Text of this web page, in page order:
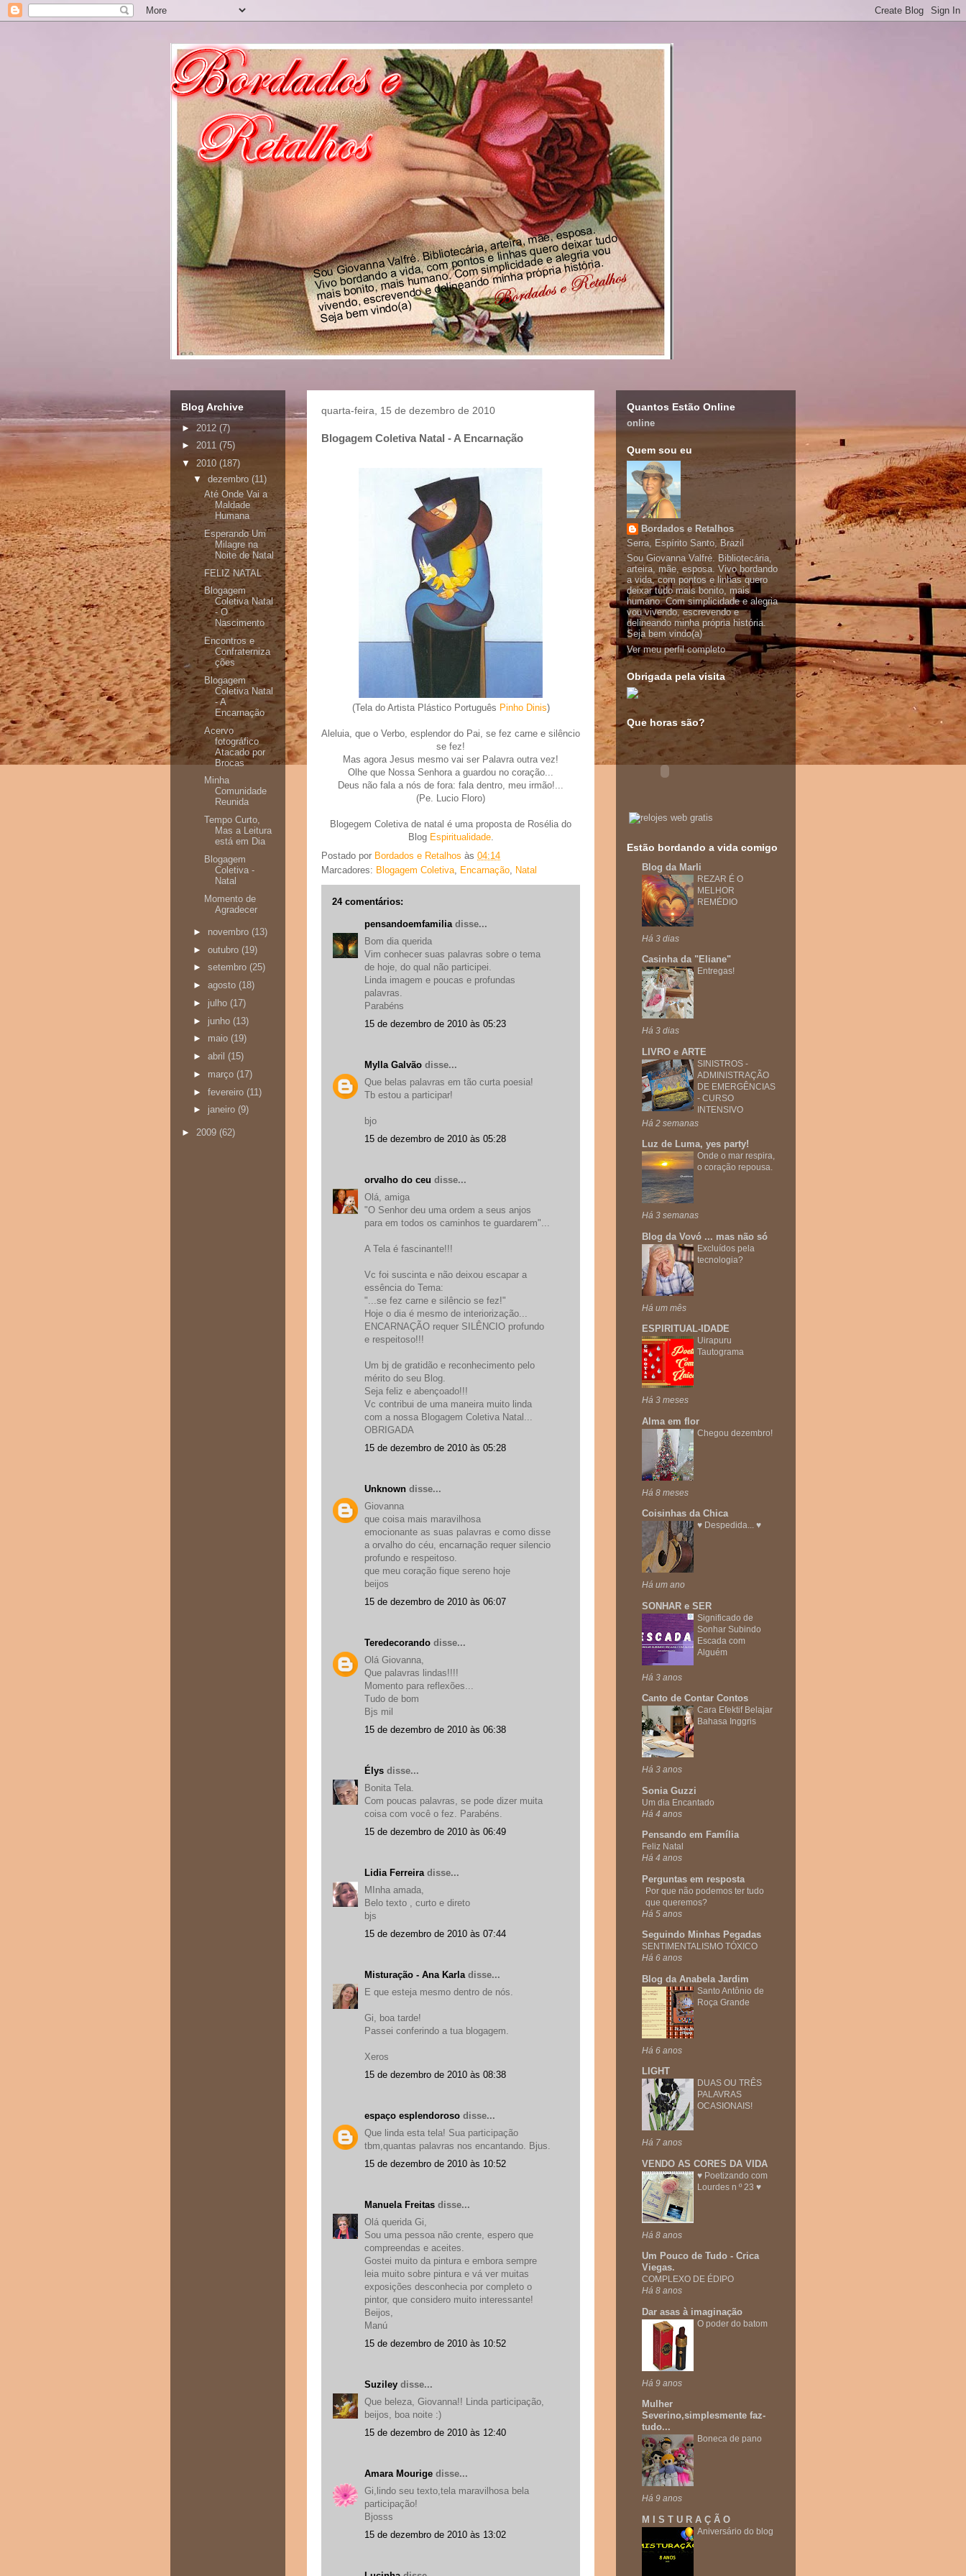
quarta-feira, 15 de dezembro de 2010
Blogagem Coletiva Natal - A Encarnação
(Tela do Artista Plástico Português Pinho Dinis)
Aleluia, que o Verbo, esplendor do Pai, se fez carne e silêncio
se fez!
Mas agora Jesus mesmo vai ser Palavra outra vez!
Olhe que Nossa Senhora a guardou no coração...
Deus não fala a nós de fora: fala dentro, meu irmão!...
(Pe. Lucio Floro)
Blogegem Coletiva de natal é uma proposta de Rosélia do
Blog Espiritualidade.
Postado por Bordados e Retalhos às 04:14
Marcadores: Blogagem Coletiva Encarnação Natal
24 comentários:
pensandoemfamilia disse...
Bom dia querida
Vim conhecer suas palavras sobre o tema
de hoje, do qual não participei.
Linda imagem e poucas e profundas
palavras.
Parabéns
15 de dezembro de 2010 às 05:23
Mylla Galvão disse...
Que belas palavras em tão curta poesia!
Tb estou a participar!
bjo
15 de dezembro de 2010 às 05:28
orvalho do ceu disse...
Olá, amiga
"O Senhor deu uma ordem a seus anjos
para em todos os caminhos te guardarem"...
A Tela é fascinante!!!
Vc foi suscinta e não deixou escapar a
essência do Tema:
"...se fez carne e silêncio se fez!"
Hoje o dia é mesmo de interiorização...
ENCARNAÇÃO requer SILÊNCIO profundo
e respeitoso!!!
Um bj de gratidão e reconhecimento pelo
mérito do seu Blog.
Seja feliz e abençoado!!!
Vc contribui de uma maneira muito linda
com a nossa Blogagem Coletiva Natal...
OBRIGADA
15 de dezembro de 2010 às 05:28
Unknown disse...
Giovanna
que coisa mais maravilhosa
emocionante as suas palavras e como disse
a orvalho do céu, encarnação requer silencio
profundo e respeitoso.
que meu coração fique sereno hoje
beijos
15 de dezembro de 2010 às 06:07
Teredecorando disse...
Olá Giovanna,
Que palavras lindas!!!!
Momento para reflexões...
Tudo de bom
Bjs mil
15 de dezembro de 2010 às 06:38
Élys disse...
Bonita Tela.
Com poucas palavras, se pode dizer muita
coisa com você o fez. Parabéns.
15 de dezembro de 2010 às 06:49
Lidia Ferreira disse...
MInha amada,
Belo texto , curto e direto
bjs
15 de dezembro de 2010 às 07:44
Misturação - Ana Karla disse...
E que esteja mesmo dentro de nós.
Gi, boa tarde!
Passei conferindo a tua blogagem.
Xeros
15 de dezembro de 2010 às 08:38
espaço esplendoroso disse...
Que linda esta tela! Sua participação
tbm,quantas palavras nos encantando. Bjus.
15 de dezembro de 2010 às 10:52
Manuela Freitas disse...
Olá querida Gi,
Sou uma pessoa não crente, espero que
compreendas e aceites.
Gostei muito da pintura e embora sempre
leia muito sobre pintura e vá ver muitas
exposições desconhecia por completo o
pintor, que considero muito interessante!
Beijos,
Manú
15 de dezembro de 2010 às 10:52
Suziley disse...
Que beleza, Giovanna!! Linda participação,
beijos, boa noite :)
15 de dezembro de 2010 às 12:40
Amara Mourige disse...
Gi,lindo seu texto,tela maravilhosa bela
participação!
Bjosss
15 de dezembro de 2010 às 13:02
Blog Archive
► 2012 (7)
► 2011 (75)
▼ 2010 (187)
▼ dezembro (11)
Até Onde Vai a
Maldade
Humana
Esperando Um
Milagre na
Noite de Natal
FELIZ NATAL
Blogagem
Coletiva Natal
- O
Nascimento
Encontros e
Confraterniza
ções
Blogagem
Coletiva Natal
- A
Encarnação
Acervo
fotográfico
Atacado por
Brocas
Minha
Comunidade
Reunida
Tempo Curto,
Mas a Leitura
está em Dia
Blogagem
Coletiva -
Natal
Momento de
Agradecer
► novembro (13)
► outubro (19)
► setembro (25)
► agosto (18)
► julho (17)
► junho (13)
► maio (19)
► abril (15)
► março (17)
► fevereiro (11)
► janeiro (9)
► 2009 (62)
Quantos Estão Online
online
Quem sou eu
Bordados e Retalhos
Serra, Espírito Santo, Brazil
Sou Giovanna Valfré. Bibliotecária,
arteira, mãe, esposa. Vivo bordando
a vida, com pontos e linhas quero
deixar tudo mais bonito, mais
humano. Com simplicidade e alegria
vou vivendo, escrevendo e
delineando minha própria história.
Seja bem vindo(a)
Ver meu perfil completo
Obrigada pela visita
Que horas são?
Estão bordando a vida comigo
Blog da Marli
REZAR É O
MELHOR
REMÉDIO
Há 3 dias
Casinha da "Eliane"
Entregas!
Há 3 dias
LIVRO e ARTE
SINISTROS -
ADMINISTRAÇÃO
DE EMERGÊNCIAS
- CURSO
INTENSIVO
Há 2 semanas
Luz de Luma, yes party!
Onde o mar respira,
o coração repousa.
Há 3 semanas
Blog da Vovó ... mas não só
Excluídos pela
tecnologia?
Há um mês
ESPIRITUAL-IDADE
Uirapuru
Tautograma
Há 3 meses
Alma em flor
Chegou dezembro!
Há 8 meses
Coisinhas da Chica
♥ Despedida... ♥
Há um ano
SONHAR e SER
Significado de
Sonhar Subindo
Escada com
Alguém
Há 3 anos
Canto de Contar Contos
Cara Efektif Belajar
Bahasa Inggris
Há 3 anos
Sonia Guzzi
Um dia Encantado
Há 4 anos
Pensando em Família
Feliz Natal
Há 4 anos
Perguntas em resposta
Por que não podemos ter tudo
que queremos?
Há 5 anos
Seguindo Minhas Pegadas
SENTIMENTALISMO TÓXICO
Há 6 anos
Blog da Anabela Jardim
Santo Antônio de
Roça Grande
Há 6 anos
LIGHT
DUAS OU TRÊS
PALAVRAS
OCASIONAIS!
Há 7 anos
VENDO AS CORES DA VIDA
♥ Poetizando com
Lourdes n º 23 ♥
Há 8 anos
Um Pouco de Tudo - Crica
Viegas.
COMPLEXO DE ÉDIPO
Há 8 anos
Dar asas à imaginação
O poder do batom
Há 9 anos
Mulher
Severino,simplesmente faz-
tudo...
Boneca de pano
Há 9 anos
M I S T U R A Ç Ã O
Aniversário do blog